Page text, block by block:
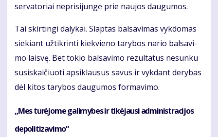
ser­va­to­riai ne­pri­si­jun­gė prie nau­jos dau­gu­mos.
Tai skir­tin­gi da­ly­kai. Slap­tas bal­sa­vi­mas vyk­do­mas
sie­kiant už­tik­rin­ti kiek­vie­no ta­ry­bos na­rio bal­sa­vi­
mo lais­vę. Bet to­kio bal­sa­vi­mo re­zul­ta­tus ne­sun­ku
su­si­skai­čiuo­ti ap­si­klau­sus sa­vus ir vyk­dant de­ry­bas
dėl ki­tos ta­ry­bos dau­gu­mos for­ma­vi­mo.
„Mes tu­rė­jo­me ga­li­my­bes ir ti­kė­jau­si ad­mi­nist­ra­ci­jos
de­po­li­ti­za­vi­mo“